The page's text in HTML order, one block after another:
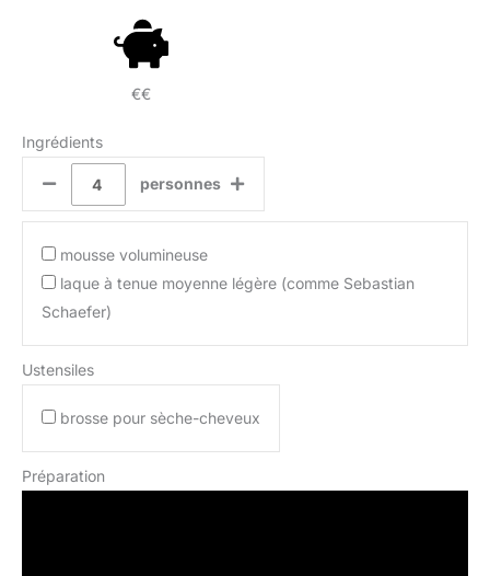
€€
Ingrédients
personnes
mousse volumineuse
laque à tenue moyenne légère (comme Sebastian
Schaefer)
Ustensiles
brosse pour sèche-cheveux
Préparation